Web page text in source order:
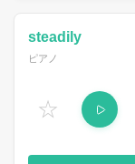
☆
steadily
ピアノ